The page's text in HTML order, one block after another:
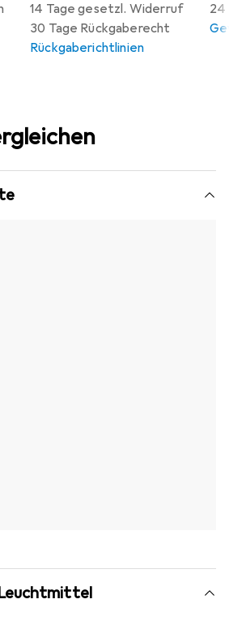
14 Tage gesetzl. Widerruf
30 Tage Rückgaberecht
Rückgaberichtlinien
24